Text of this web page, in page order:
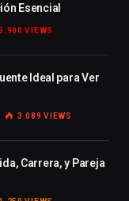
Esencial
VIEWS
Ideal para Ver
3.089VIEWS
Carrera, y Pareja